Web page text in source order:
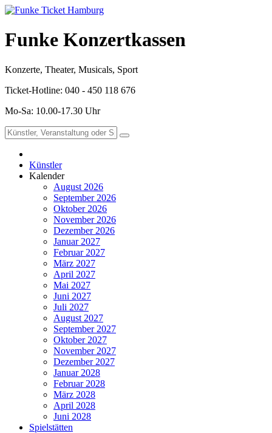
Funke Konzertkassen
Konzerte, Theater, Musicals, Sport
Ticket-Hotline: 040 - 450 118 676
Mo-Sa: 10.00-17.30 Uhr
Künstler
Kalender
August 2026
September 2026
Oktober 2026
November 2026
Dezember 2026
Januar 2027
Februar 2027
März 2027
April 2027
Mai 2027
Juni 2027
Juli 2027
August 2027
September 2027
Oktober 2027
November 2027
Dezember 2027
Januar 2028
Februar 2028
März 2028
April 2028
Juni 2028
Spielstätten